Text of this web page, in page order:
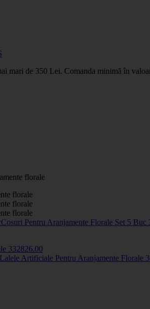
mari de 350 Lei. Comanda minimă în
florale
Cosuri Pentru Aranjamente Florale Set 5 Buc
332826.00
Lalele Artificiale Pentru Aranjamente Florale